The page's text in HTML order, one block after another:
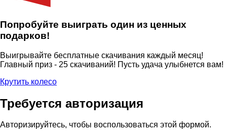
Попробуйте выиграть один из ценных
подарков!
Выигрывайте бесплатные скачивания каждый месяц!
Главный приз - 25 скачиваний! Пусть удача улыбнется вам!
Крутить колесо
Требуется авторизация
Авторизируйтесь, чтобы воспользоваться этой формой.